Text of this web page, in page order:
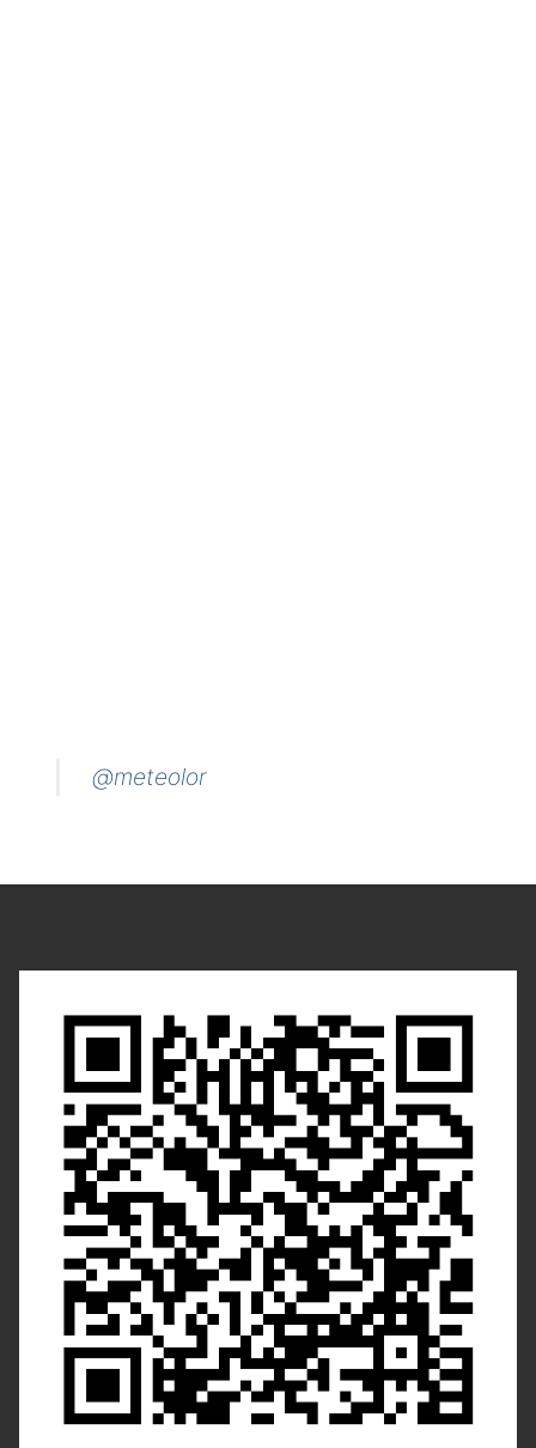
@meteolor